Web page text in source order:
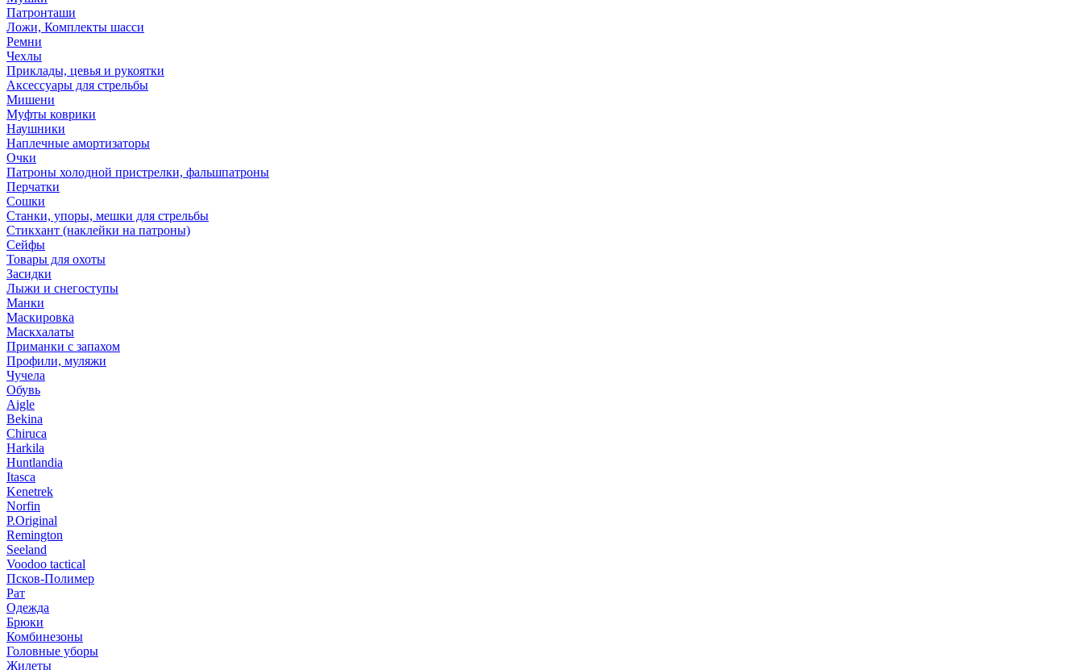
Патронташи
Ложи, Комплекты шасси
Ремни
Чехлы
Приклады, цевья и рукоятки
Аксессуары для стрельбы
Мишени
Муфты коврики
Наушники
Наплечные амортизаторы
Очки
Патроны холодной пристрелки, фальшпатроны
Перчатки
Сошки
Станки, упоры, мешки для стрельбы
Стикхант (наклейки на патроны)
Сейфы
Товары для охоты
Засидки
Лыжи и снегоступы
Манки
Маскировка
Маскхалаты
Приманки с запахом
Профили, муляжи
Чучела
Обувь
Aigle
Bekina
Chiruсa
Harkila
Huntlandia
Itasca
Kenetrek
Norfin
P.Original
Remington
Seeland
Voodoo tactical
Псков-Полимер
Рат
Одежда
Брюки
Комбинезоны
Головные уборы
Жилеты